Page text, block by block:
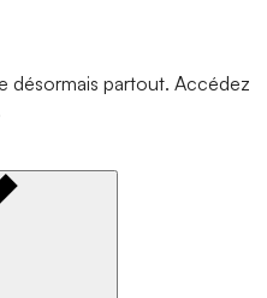
désormais partout. Accédez